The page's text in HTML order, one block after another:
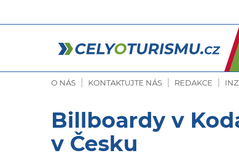
O NÁS KONTAKTUJTE NÁS REDAKCE
Billboardy v
v Česku